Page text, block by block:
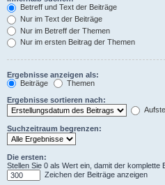
Betreff und Text der Beiträge
Nur im Text der Beiträge
Nur im Betreff der Themen
Nur im ersten Beitrag der Themen
Ergebnisse anzeigen als:
Beiträge
Themen
Ergebnisse sortieren nach:
Suchzeitraum begrenzen:
Die ersten:
Stellen Sie 0 als Wert ein, damit der komplette
Zeichen der Beiträge anzeigen